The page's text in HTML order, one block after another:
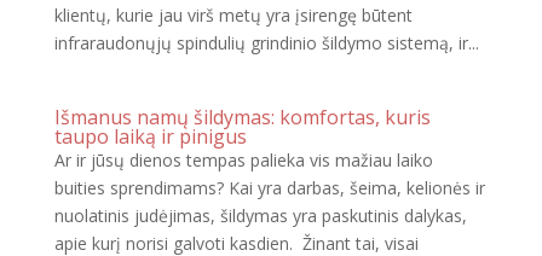
klientų, kurie jau virš metų yra įsirengę būtent
infraraudonųjų spindulių grindinio šildymo sistemą, ir...
Išmanus namų šildymas: komfortas, kuris
taupo laiką ir pinigus
Ar ir jūsų dienos tempas palieka vis mažiau laiko
buities sprendimams? Kai yra darbas, šeima, kelionės ir
nuolatinis judėjimas, šildymas yra paskutinis dalykas,
apie kurį norisi galvoti kasdien. Žinant tai, visai